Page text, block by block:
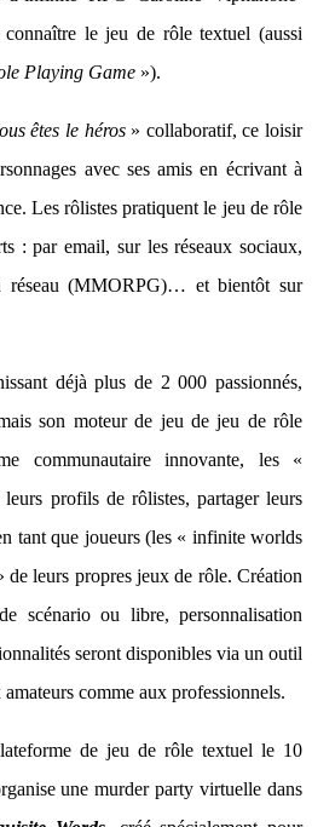
le jeu de rôle textuel (aussi
Playing Game »).
êtes le héros» collaboratif, ce loisir
avec ses amis en écrivant à
Les rôlistes pratiquent le jeu de rôle
: par email, sur les réseaux sociaux,
réseau (MMORPG)… et bientôt sur
déjà plus de 2 000 passionnés,
son moteur de jeu de jeu de rôle
communautaire innovante, les «
profils de rôlistes, partager leurs
tant que joueurs (les « infinite worlds
leurs propres jeux de rôle. Création
scénario ou libre, personnalisation
seront disponibles via un outil
comme aux professionnels.
de jeu de rôle textuel le 10
une murder party virtuelle dans